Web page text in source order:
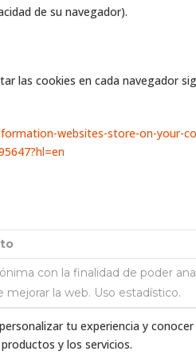
de su navegador).
las cookies en cada navegador
websites-store-on-your-
con la finalidad de poder
la web. Uso estadístico.
tu experiencia y
productos y los servicios.